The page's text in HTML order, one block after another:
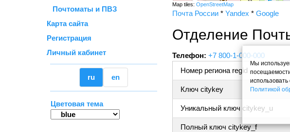
Почтоматы и ПВЗ
Карта сайта
Регистрация
Личный кабинет
ru en
Цветовая тема
Map tiles: OpenStreetMap
Почта России * Yandex * Google
Отделение
Телефон: +7 800-1-000-000
Номер региона regid
Ключ citykey
Уникальный ключ citykey_u
Полный ключ citykey_f
Мы
Политикой